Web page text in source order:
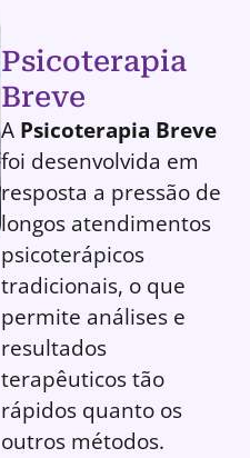
Psicoterapia
Breve
A Psicoterapia Breve
foi desenvolvida em
resposta a pressão de
longos atendimentos
psicoterápicos
tradicionais, o que
permite análises e
resultados
terapêuticos tão
rápidos quanto os
outros métodos.